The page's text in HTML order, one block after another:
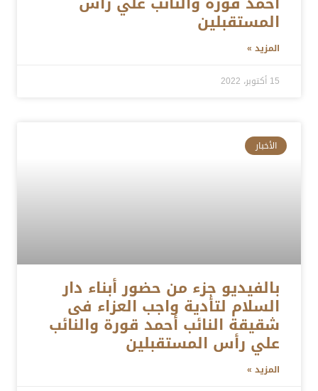
المستقبلين
المزيد »
15 أكتوبر، 2022
الأخبار
بالفيديو جزء من حضور أبناء دار
السلام لتأدية واجب العزاء فى
شقيقة النائب أحمد قورة والنائب
علي رأس المستقبلين
المزيد »